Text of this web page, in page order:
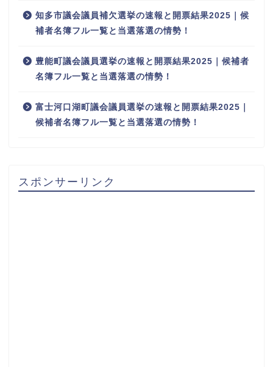
知多市議会議員補欠選挙の速報と開票結果2025｜候
補者名簿フル一覧と当選落選の情勢！
豊能町議会議員選挙の速報と開票結果2025｜候補者
名簿フル一覧と当選落選の情勢！
富士河口湖町議会議員選挙の速報と開票結果2025｜
候補者名簿フル一覧と当選落選の情勢！
スポンサーリンク